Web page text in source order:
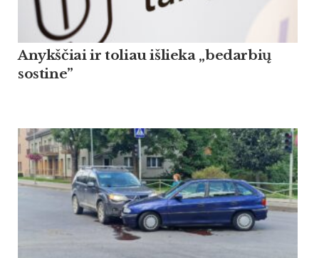
Anykščiai ir toliau išlieka „bedarbių
sostine”